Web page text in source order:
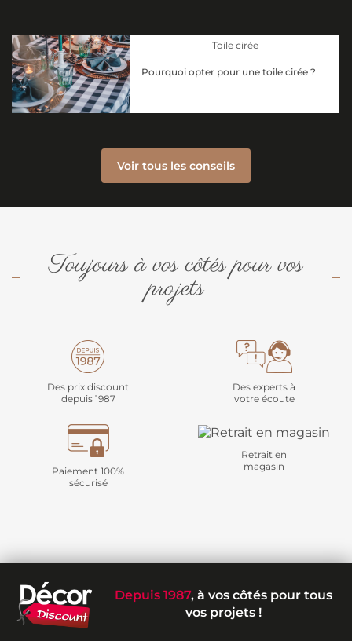
Toile cirée
Pourquoi opter pour une toile cirée ?
Voir tous les conseils
Toujours à vos côtés pour vos
projets
Des prix discount
depuis 1987
Des experts à
votre écoute
Paiement 100%
sécurisé
Retrait en
magasin
Depuis 1987, à vos côtés pour tous
vos projets !